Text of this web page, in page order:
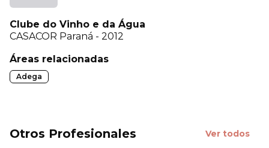
Clube do Vinho e da Água
CASACOR Paraná - 2012
Áreas relacionadas
Adega
Otros Profesionales Ver todos